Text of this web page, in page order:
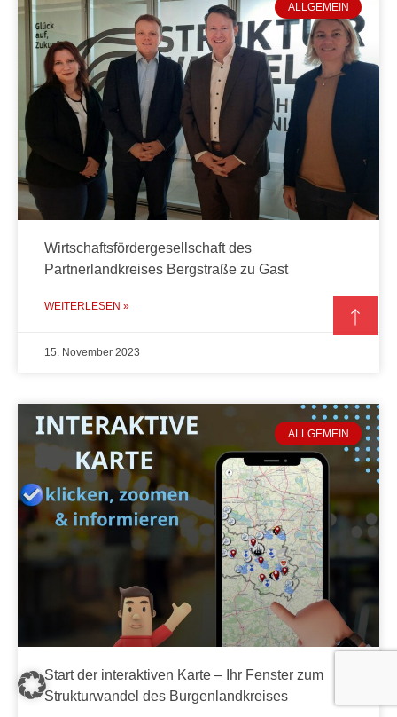
ALLGEMEIN
Wirtschaftsfördergesellschaft des
Partnerlandkreises Bergstraße zu Gast
WEITERLESEN »
15. November 2023
ALLGEMEIN
Start der interaktiven Karte – Ihr Fenster zum
Strukturwandel des Burgenlandkreises